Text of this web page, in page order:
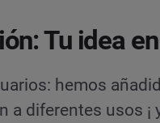
Tu idea
hemos
a diferentes usos ¡